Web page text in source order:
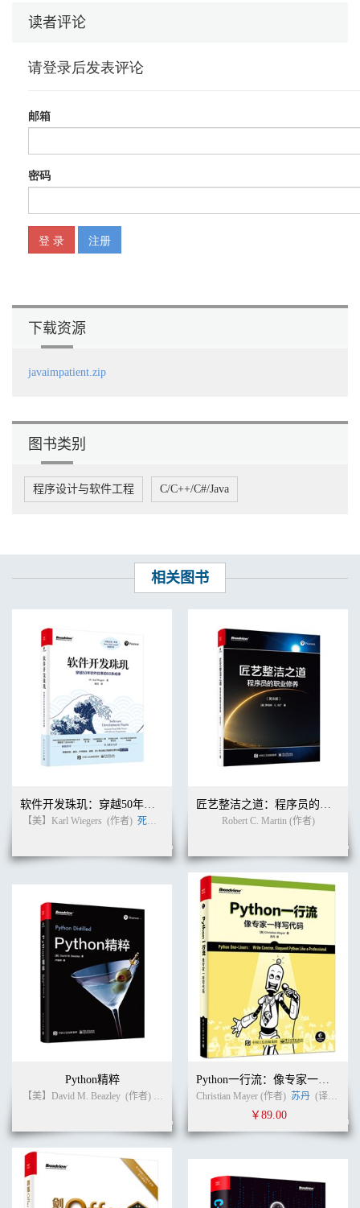
1.4.5 关系操作符和逻辑操作符 22
1.5.1 字符串的连接 25
1.5.4 数字与字符串转换 28
1.5.6 编码点和编码单元 31
1.6 输入与输出 33
1.6.1 读取输入 33
1.7 控制流 37
1.7.2 循环 39
1.8.2 构造数组 45
1.8.3 数组列表 47
1.8.5 增强的for循环 48
1.8.8 命令行参数 51
1.8.9 多维数组 52
1.9.1 静态方法的声明与调用 55
1.9.2 数组参数与返回值 55
1.9.3 可变参数 56
2.1 使用对象 62
2.1.1 访问器方法和修改器方法 64
2.2.2 方法头 67
2.2.3 方法体 68
2.2.4 实例方法调用 69
2.2.5 this引用 69
2.2.6 值调用 70
2.3 构造对象 72
2.3.1 实现构造函数 72
2.3.2 重载 73
2.3.3 调用另一个构造函数 74
2.3.5 实例变量的初始化 75
2.3.6 final实例变量 76
2.3.7 无参构造函数 76
2.4.1 静态变量 77
2.4.4 静态方法 80
2.4.5 工厂方法 81
2.5 包 82
2.5.1 包的声明 82
2.5.2 jar命令 83
2.5.3 类路径 84
2.5.4 包访问权限 86
2.5.5 导入类 87
2.5.6 静态导入 88
2.6.2 内部类 91
2.6.3 内部类的特殊语法 93
2.7.1 插入注释 95
2.7.2 类注释 96
2.7.3 方法注释 97
2.7.4 变量注释 97
2.7.5 通用注释 98
读者评论
下载资源
javaimpatient.zip
图书类别
程序设计与软件工程 C/C++/C#/Java
相关图书
软件开发珠玑：穿越50年软件往事的60条戒律
【美】Karl Wiegers (作者) 死月
匠艺整洁之道：程序员的职业修养（英文版）
Robert C. Martin (作者)
Python精粹
【美】David M. Beazley (作者) 卢俊祥 (译者)
Python一行流：像专家一样写代码
Christian Mayer (作者) 苏丹 (译者)
￥89.00